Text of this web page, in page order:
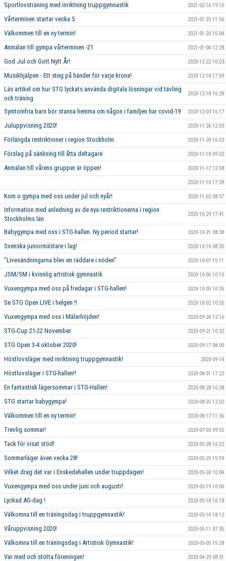
Sportlovsträning med inriktning truppgymnastik 2021-02-16 19:10
Vårterminen startar vecka 5 2021-01-25 11:56
Välkommen till en ny termin! 2021-01-20 15:04
Anmälan till gympa vårterminen -21 2021-01-04 12:28
God Jul och Gott Nytt År! 2020-12-22 10:53
Musikhjälpen - Ett steg på händer för varje krona! 2020-12-18 17:09
Läs artikel om hur STG lyckats använda digitala lösningar vid tävling
och träning
2020-12-18 16:28
Symtomfria barn bör stanna hemma om någon i familjen har covid-19 2020-12-03 16:17
Juluppvisning 2020! 2020-11-26 12:03
Förlängda restriktioner i region Stockholm 2020-11-20 16:53
Förslag på sänkning till åtta deltagare 2020-11-18 09:03
Anmälan till vårens grupper är öppen! 2020-11-12 12:58
2020-11-10 17:39
Kom o gympa med oss under jul och nyår! 2020-11-02 08:57
Information med anledning av de nya restriktionerna i region
Stockholms län
2020-10-29 17:41
Babygympa med oss i STG-hallen. Ny period startar! 2020-10-21 08:38
Svenska juniormästare i lag! 2020-10-14 08:35
”Livesändningarna blev en räddare i nöden” 2020-10-07 15:11
JSM/SM i kvinnlig artistisk gymnastik 2020-10-06 10:10
Vuxengympa med oss på fredagar i STG-hallen! 2020-10-05 10:35
Se STG Open LIVE i helgen !! 2020-10-02 10:55
Vuxengympa med oss i Mälarhöjden! 2020-09-24 12:16
STG-Cup 21-22 November 2020-09-21 10:32
STG Open 3-4 oktober 2020! 2020-09-17 08:00
Höstlovsläger med inriktning truppgymnastik! 2020-09-14
Höstlovsläger i STG-hallen!! 2020-08-31 17:22
En fantastisk lägersommar i STG-Hallen! 2020-08-28 16:28
STG startar babygympa! 2020-08-25 12:02
Välkommen till en ny termin! 2020-08-17 11:36
Trevlig sommar! 2020-07-03 09:55
Tack för visat stöd! 2020-05-28 16:22
Sommarläger även vecka 28! 2020-05-25 15:59
Vilket drag det var i Enskedehallen under truppdagen! 2020-05-24 10:04
Vuxengympa med oss under juni och augusti! 2020-05-19 10:00
Lyckad AG-dag ! 2020-05-18 16:18
Välkomna till en träningsdag i truppgymnastik! 2020-05-14 18:12
Våruppvisning 2020! 2020-05-11 07:35
Välkomna till en träningsdag i Artistisk Gymnastik! 2020-05-05 15:28
Var med och stötta föreningen! 2020-04-29 08:01